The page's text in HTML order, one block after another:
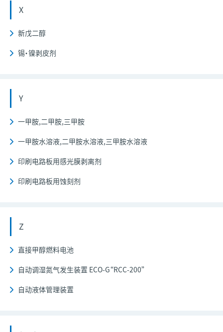
X
新戊二醇
锡・镍剥皮剂
Y
一甲胺,二甲胺,三甲胺
一甲胺水溶液,二甲胺水溶液,三甲胺水溶液
印刷电路板用感光膜剥离剂
印刷电路板用蚀刻剂
Z
直接甲醇燃料电池
自动调湿氮气发生装置 ECO-G“RCC-200”
自动液体管理装置